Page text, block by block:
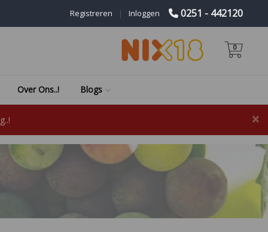
0251 - 442120
Inloggen
|
Registreren
0
Over Ons..! Blogs
×